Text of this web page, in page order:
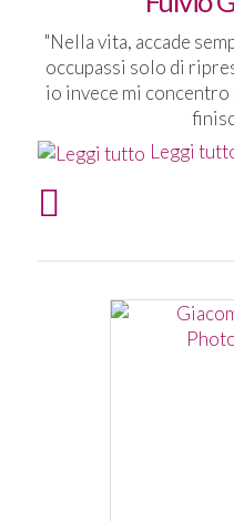
"Nella vita, accade
occupassi solo di
io invece mi
Leggi